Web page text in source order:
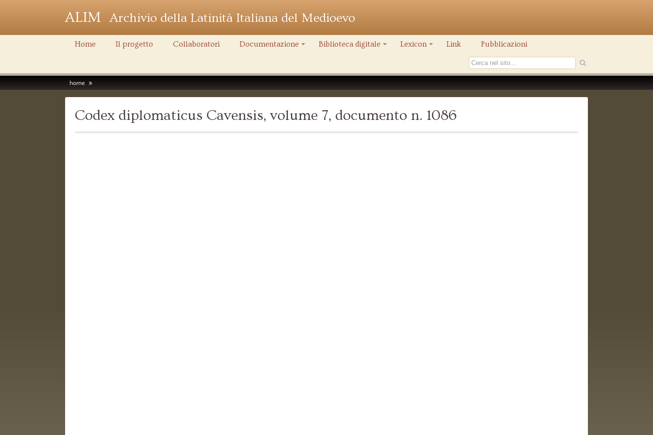
ALIM Archivio della Latinità Italiana del Medioevo
Home Il progetto Collaboratori Documentazione Biblioteca digitale Lexicon Link Pubblicazioni
home
Codex diplomaticus Cavensis, volume 7, documento n. 1086